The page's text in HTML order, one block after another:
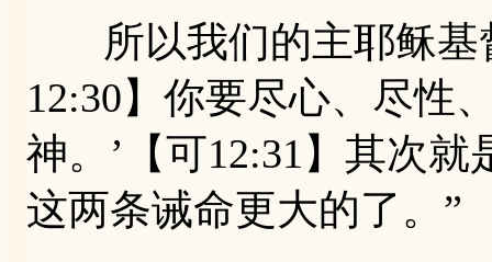
所以我们的主耶稣基
12:30】你要尽心、尽
神。’【可12:31】其次就
这两条诫命更大的了。”